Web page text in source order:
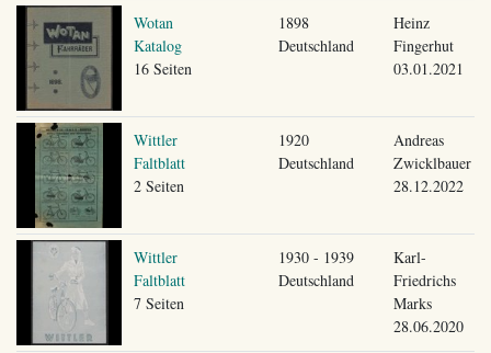
Wotan
Katalog
16 Seiten
1898
Deutschland
Heinz
Fingerhut
03.01.2021
Wittler
Faltblatt
2 Seiten
1920
Deutschland
Andreas
Zwicklbauer
28.12.2022
Wittler
Faltblatt
7 Seiten
1930 - 1939
Deutschland
Karl-
Friedrichs
Marks
28.06.2020